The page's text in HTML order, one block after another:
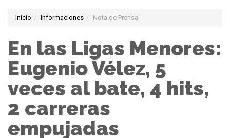
Inicio Informaciones Nota de Prensa
En las Ligas Menores:
Eugenio Vélez, 5
veces al bate, 4 hits,
2 carreras
empujadas